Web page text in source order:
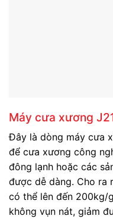
Máy cưa xương
Đây là dòng máy cưa
để cưa xương công
đông lạnh hoặc các
được dễ dàng. Cho ra
có thể lên đến 200kg/
không vụn nát, giảm